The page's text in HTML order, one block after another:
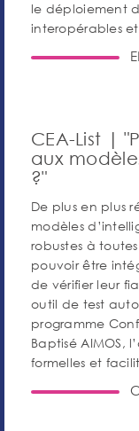
le déploiement
interopérables
CEA-List |
aux
?"
De plus en plus
modèles
robustes à
pouvoir être
de vérifier leur
outil de test
programme
Baptisé AIMOS,
formelles et